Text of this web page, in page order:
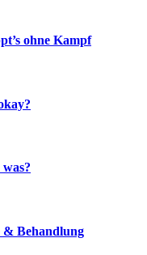
ohne Kampf
Behandlung